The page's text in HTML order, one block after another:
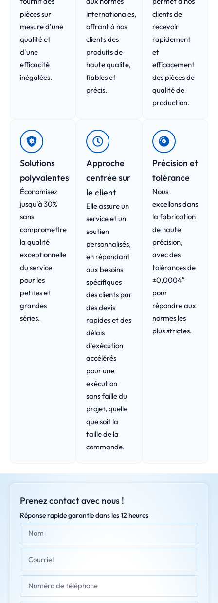
pièces sur
mesure d'une
qualité et
d'une
efficacité
inégalées.
internationales,
offrant à nos
clients des
produits de
haute qualité,
fiables et
précis.
clients de
recevoir
rapidement
et
efficacement
des pièces de
qualité de
production.
Solutions
polyvalentes
Économisez
jusqu'à 30%
sans
compromettre
la qualité
exceptionnelle
du service
pour les
petites et
grandes
séries.
Approche
centrée sur
le client
Elle assure un
service et un
soutien
personnalisés,
en répondant
aux besoins
spécifiques
des clients par
des devis
rapides et des
délais
d'exécution
accélérés
pour une
exécution
sans faille du
projet, quelle
que soit la
taille de la
commande.
Précision et
tolérance
Nous
excellons dans
la fabrication
de haute
précision,
avec des
tolérances de
±0,0004″
pour
répondre aux
normes les
plus strictes.
Prenez contact avec nous !
Réponse rapide garantie dans les 12 heures